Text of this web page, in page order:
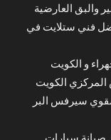
والبق العارضية
فني ستلايت في
و الكويت
الكويت
سيرفس البر
صيانة سيارات